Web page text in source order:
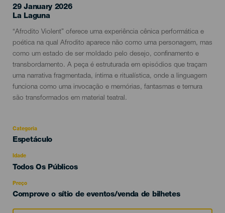
29 January 2026
Localidad
La Laguna
Descripción
del
evento
“Afrodito Violent” oferece uma experiência cênica performática e
poética na qual Afrodito aparece não como uma personagem, mas
como um estado de ser moldado pelo desejo, confinamento e
transbordamento. A peça é estruturada em episódios que traçam
uma narrativa fragmentada, íntima e ritualística, onde a linguagem
funciona como uma invocação e memórias, fantasmas e ternura
são transformados em material teatral.
Categoria
Categoría
evento
Espetáculo
Idade
Edad
Todos Os Públicos
Preço
Comprove o sítio de eventos/venda de bilhetes